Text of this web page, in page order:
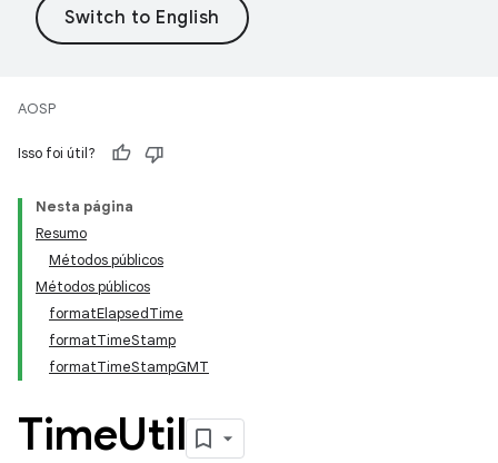
AOSP
Isso foi útil?
Nesta página
Resumo
Métodos públicos
Métodos públicos
formatElapsedTime
formatTimeStamp
formatTimeStampGMT
TimeUtil